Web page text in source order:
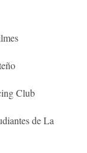
Club
de La